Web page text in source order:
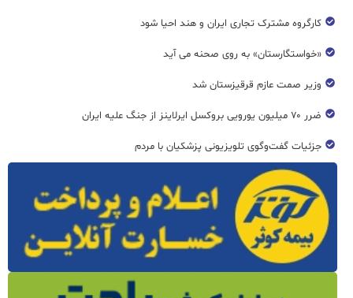
کارگروه مشترک تجاری ایران و هند احیا شود
«خواستگارستان» به روی صحنه می آید
وزیر صمت عازم قرقیزستان شد
ضرر ۷۰ میلیون یورویی بروکسل ایرلاینز از جنگ علیه ایران
جزئیات گفت‌وگوی تلویزیونی پزشکیان با مردم